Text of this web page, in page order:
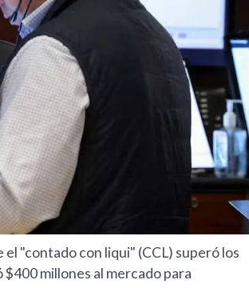
"contado con liqui" (CCL) superó los
millones al mercado para